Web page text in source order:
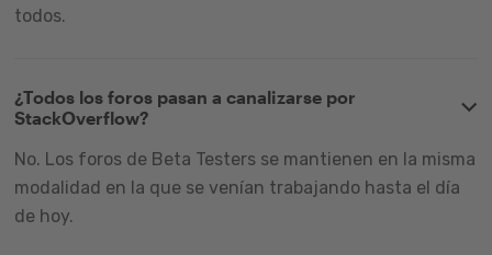
todos.
¿Todos los foros pasan a canalizarse por
StackOverflow?
No. Los foros de Beta Testers se mantienen en la misma
modalidad en la que se venían trabajando hasta el día
de hoy.